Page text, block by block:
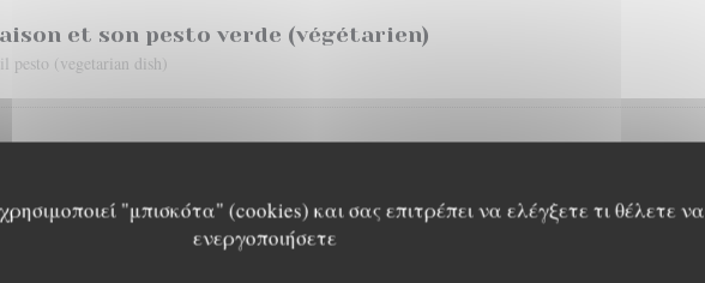
"μπισκότα" (cookies) και σας επιτρέπει να ελέγξετε τι θέλετε να
ενεργοποιήσετε
et son pesto verde (végétarien)
pesto (vegetarian dish)
frites maison
romarin et gratin dauphinois